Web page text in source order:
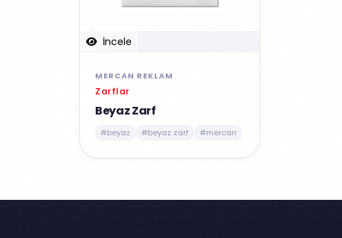
İncele
MERCAN REKLAM
Zarflar
Beyaz Zarf
#beyaz #beyaz zarf #mercan